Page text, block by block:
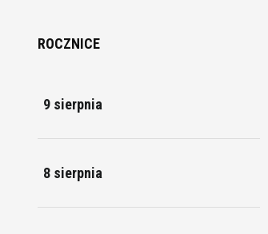
ROCZNICE
9 sierpnia
8 sierpnia